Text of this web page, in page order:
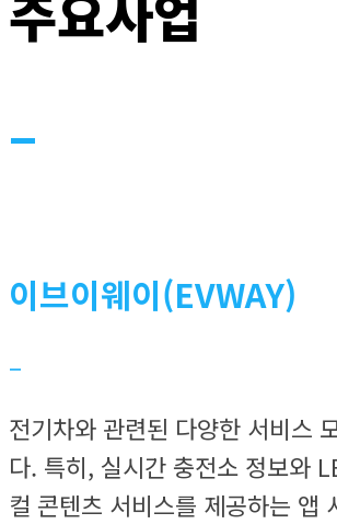
–
이브이웨이(EVWAY)
–
전기차와 관련된 다양한 서비스
다. 특히, 실시간 충전소 정보와
컬 콘텐츠 서비스를 제공하는 앱